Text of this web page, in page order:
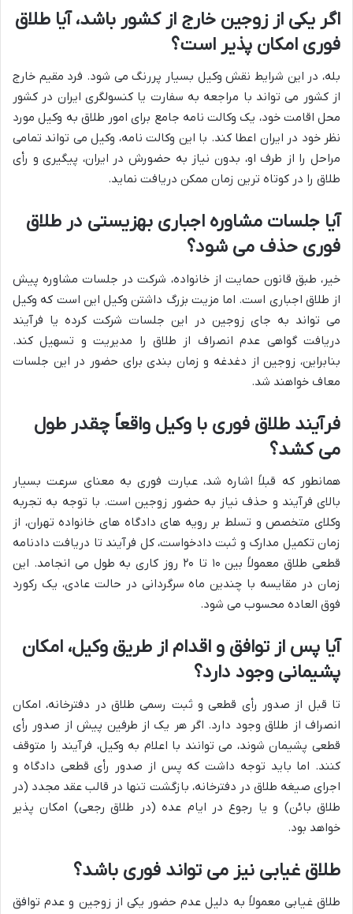
اگر یکی از زوجین خارج از کشور باشد، آیا طلاق
فوری امکان پذیر است؟
بله، در این شرایط نقش وکیل بسیار پررنگ می شود. فرد مقیم خارج
از کشور می تواند با مراجعه به سفارت یا کنسولگری ایران در کشور
محل اقامت خود، یک وکالت نامه جامع برای امور طلاق به وکیل مورد
نظر خود در ایران اعطا کند. با این وکالت نامه، وکیل می تواند تمامی
مراحل را از طرف او، بدون نیاز به حضورش در ایران، پیگیری و رأی
طلاق را در کوتاه ترین زمان ممکن دریافت نماید.
آیا جلسات مشاوره اجباری بهزیستی در طلاق
فوری حذف می شود؟
خیر، طبق قانون حمایت از خانواده، شرکت در جلسات مشاوره پیش
از طلاق اجباری است. اما مزیت بزرگ داشتن وکیل این است که وکیل
می تواند به جای زوجین در این جلسات شرکت کرده یا فرآیند
دریافت گواهی عدم انصراف از طلاق را مدیریت و تسهیل کند.
بنابراین، زوجین از دغدغه و زمان بندی برای حضور در این جلسات
معاف خواهند شد.
فرآیند طلاق فوری با وکیل واقعاً چقدر طول
می کشد؟
همانطور که قبلاً اشاره شد، عبارت فوری به معنای سرعت بسیار
بالای فرآیند و حذف نیاز به حضور زوجین است. با توجه به تجربه
وکلای متخصص و تسلط بر رویه های دادگاه های خانواده تهران، از
زمان تکمیل مدارک و ثبت دادخواست، کل فرآیند تا دریافت دادنامه
قطعی طلاق معمولاً بین ۱۰ تا ۲۰ روز کاری به طول می انجامد. این
زمان در مقایسه با چندین ماه سرگردانی در حالت عادی، یک رکورد
فوق العاده محسوب می شود.
آیا پس از توافق و اقدام از طریق وکیل، امکان
پشیمانی وجود دارد؟
تا قبل از صدور رأی قطعی و ثبت رسمی طلاق در دفترخانه، امکان
انصراف از طلاق وجود دارد. اگر هر یک از طرفین پیش از صدور رأی
قطعی پشیمان شوند، می توانند با اعلام به وکیل، فرآیند را متوقف
کنند. اما باید توجه داشت که پس از صدور رأی قطعی دادگاه و
اجرای صیغه طلاق در دفترخانه، بازگشت تنها در قالب عقد مجدد (در
طلاق بائن) و یا رجوع در ایام عده (در طلاق رجعی) امکان پذیر
خواهد بود.
طلاق غیابی نیز می تواند فوری باشد؟
طلاق غیابی معمولاً به دلیل عدم حضور یکی از زوجین و عدم توافق